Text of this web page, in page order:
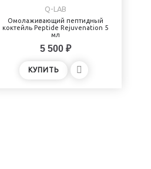
Q-LAB
Омолаживающий пептидный
коктейль Peptide Rejuvenation 5
мл
5 500 ₽
КУПИТЬ